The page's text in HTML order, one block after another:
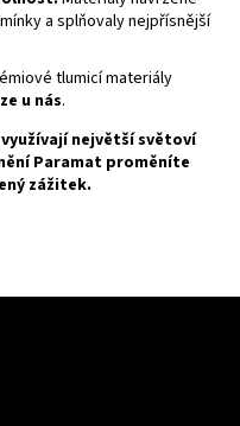
a splňovaly nejpřísnější
tlumicí materiály
u nás.
největší světoví
Paramat proměníte
zážitek.